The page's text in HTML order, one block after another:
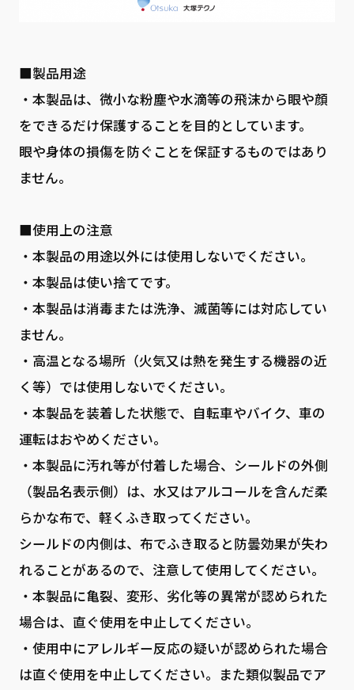
■製品用途
・本製品は、微小な粉塵や水滴等の飛沫から眼や顔
をできるだけ保護することを目的としています。
眼や身体の損傷を防ぐことを保証するものではあり
ません。
■使用上の注意
・本製品の用途以外には使用しないでください。
・本製品は使い捨てです。
・本製品は消毒または洗浄、滅菌等には対応してい
ません。
・高温となる場所（火気又は熱を発生する機器の近
く等）では使用しないでください。
・本製品を装着した状態で、自転車やバイク、車の
運転はおやめください。
・本製品に汚れ等が付着した場合、シールドの外側
（製品名表示側）は、水又はアルコールを含んだ柔
らかな布で、軽くふき取ってください。
シールドの内側は、布でふき取ると防曇効果が失わ
れることがあるので、注意して使用してください。
・本製品に亀裂、変形、劣化等の異常が認められた
場合は、直ぐ使用を中止してください。
・使用中にアレルギー反応の疑いが認められた場合
は直ぐ使用を中止してください。また類似製品でア